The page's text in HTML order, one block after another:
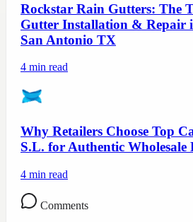
Rockstar Rain Gutters: The
Gutter Installation & Repair
San Antonio TX
4 min read
Why Retailers Choose Top
S.L. for Authentic Wholesale
4 min read
Comments